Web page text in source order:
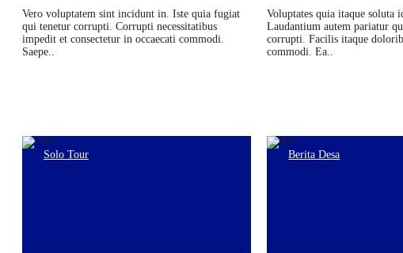
Vero voluptatem sint incidunt in. Iste quia fugiat
qui tenetur corrupti. Corrupti necessitatibus
impedit et consectetur in occaecati commodi.
Saepe..
Voluptates quia itaque soluta
Laudantium autem pariatur
corrupti. Facilis itaque
commodi. Ea..
Solo Tour Berita Desa